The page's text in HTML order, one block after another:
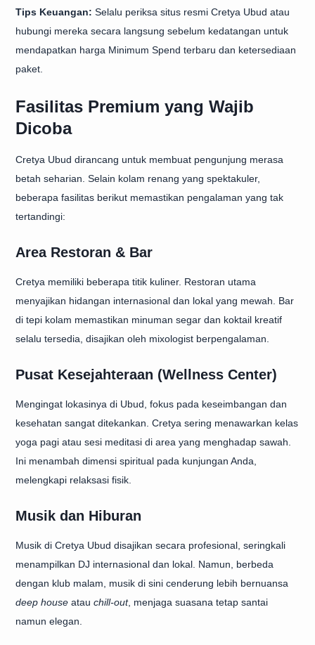
Tips Keuangan: Selalu periksa situs resmi Cretya Ubud atau
hubungi mereka secara langsung sebelum kedatangan untuk
mendapatkan harga Minimum Spend terbaru dan ketersediaan
paket.
Fasilitas Premium yang Wajib
Dicoba
Cretya Ubud dirancang untuk membuat pengunjung merasa
betah seharian. Selain kolam renang yang spektakuler,
beberapa fasilitas berikut memastikan pengalaman yang tak
tertandingi:
Area Restoran & Bar
Cretya memiliki beberapa titik kuliner. Restoran utama
menyajikan hidangan internasional dan lokal yang mewah. Bar
di tepi kolam memastikan minuman segar dan koktail kreatif
selalu tersedia, disajikan oleh mixologist berpengalaman.
Pusat Kesejahteraan (Wellness Center)
Mengingat lokasinya di Ubud, fokus pada keseimbangan dan
kesehatan sangat ditekankan. Cretya sering menawarkan kelas
yoga pagi atau sesi meditasi di area yang menghadap sawah.
Ini menambah dimensi spiritual pada kunjungan Anda,
melengkapi relaksasi fisik.
Musik dan Hiburan
Musik di Cretya Ubud disajikan secara profesional, seringkali
menampilkan DJ internasional dan lokal. Namun, berbeda
dengan klub malam, musik di sini cenderung lebih bernuansa
deep house atau chill-out, menjaga suasana tetap santai
namun elegan.